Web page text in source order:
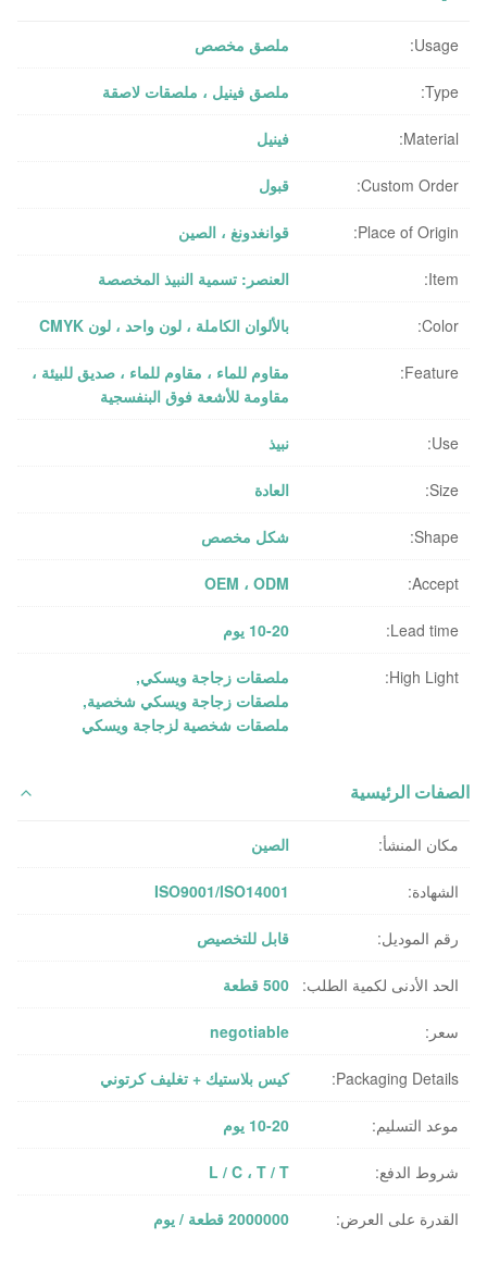
Usage: ملصق مخصص
Type: ملصق فينيل ، ملصقات لاصقة
Material: فينيل
Custom Order: قبول
Place of Origin: قوانغدونغ ، الصين
Item: العنصر: تسمية النبيذ المخصصة
Color: بالألوان الكاملة ، لون واحد ، لون CMYK
Feature:
مقاوم للماء ، مقاوم للماء ، صديق للبيئة ،
مقاومة للأشعة فوق البنفسجية
Use: نبيذ
Size: العادة
Shape: شكل مخصص
Accept: OEM ، ODM
Lead time: 10-20 يوم
High Light: ملصقات زجاجة ويسكي,
ملصقات زجاجة ويسكي شخصية,
ملصقات شخصية لزجاجة ويسكي
الصفات الرئيسية
مكان المنشأ: الصين
الشهادة: ISO9001/ISO14001
رقم الموديل: قابل للتخصيص
الحد الأدنى لكمية الطلب: 500 قطعة
سعر: negotiable
Packaging Details: كيس بلاستيك + تغليف كرتوني
موعد التسليم: 10-20 يوم
شروط الدفع: L / C ، T / T
القدرة على العرض: 2000000 قطعة / يوم